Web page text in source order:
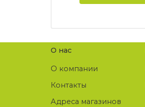
О нас
О компании
Контакты
Адреса магазинов